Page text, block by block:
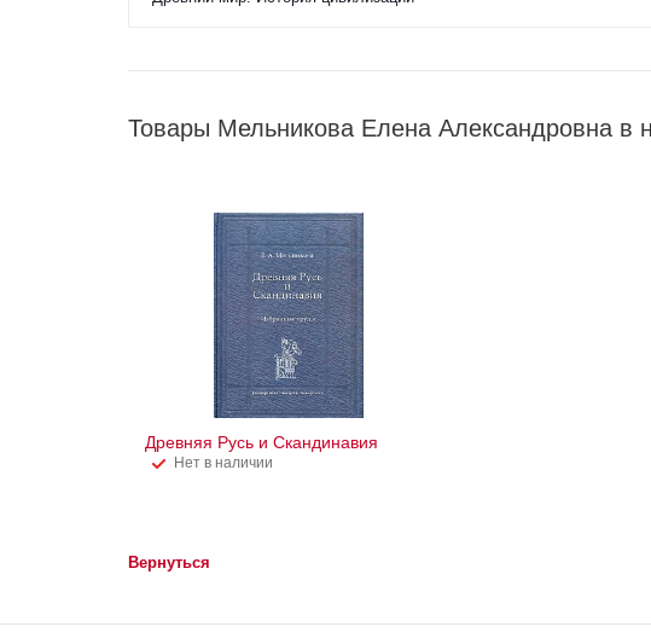
Товары Мельникова Елена Александровна в
Древняя Русь и Скандинавия
Нет в наличии
Вернуться